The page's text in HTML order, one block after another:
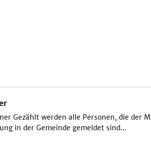
Gezählt werden alle Personen, die
in der Gemeinde gemeldet sind...